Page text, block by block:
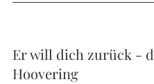
Er will dich zurück -
Hoovering